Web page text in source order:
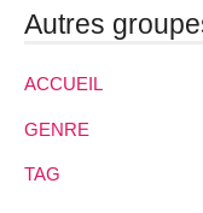
Autres
ACCUEIL
GENRE
TAG